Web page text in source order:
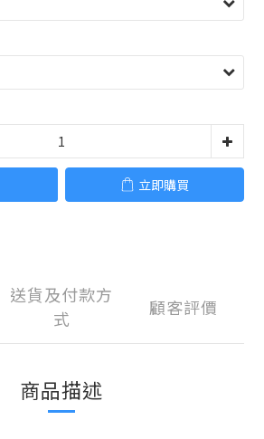
立即購買
送貨及付款方
式
顧客評價
商品描述